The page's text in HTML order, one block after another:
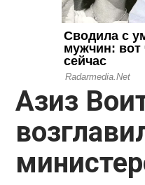
Азиз